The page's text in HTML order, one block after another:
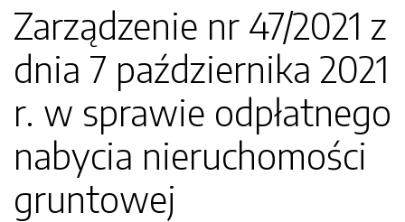
Zarządzenie nr 47/2021 z
dnia 7 października 2021
r. w sprawie odpłatnego
nabycia nieruchomości
gruntowej